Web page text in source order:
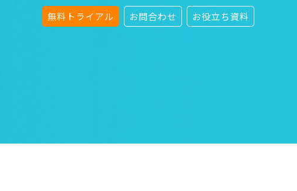
無料トライアル お問合わせ お役立ち資料